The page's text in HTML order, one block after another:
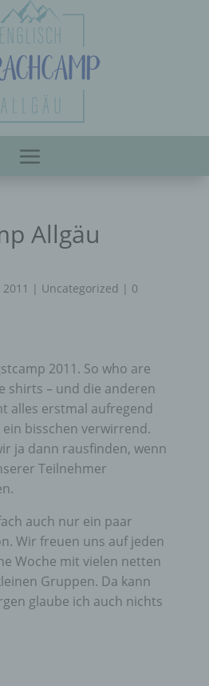
Allgäu
| Uncategorized | 0
2011. So who are
shirts – und die anderen
alles erstmal aufregend
bisschen verwirrend.
ja dann rausfinden, wenn
Teilnehmer
auch nur ein paar
Wir freuen uns auf jeden
Woche mit vielen netten
Gruppen. Da kann
glaube ich auch nichts